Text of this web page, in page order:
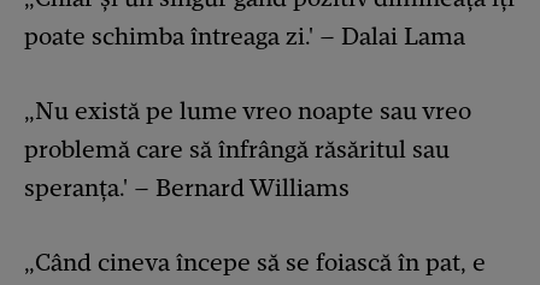
poate schimba întreaga zi.' – Dalai Lama
„Nu există pe lume vreo noapte sau vreo
problemă care să înfrângă răsăritul sau
speranța.' – Bernard Williams
„Când cineva începe să se foiască în pat, e